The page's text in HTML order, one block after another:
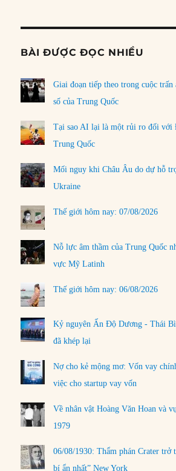
BÀI ĐƯỢC ĐỌC NHIỀU
Giai đoạn tiếp theo trong cuộc trấn
số của Trung Quốc
Tại sao AI lại là một rủi ro đối với
Trung Quốc
Mối nguy khi Châu Âu do dự hỗ
Ukraine
Thế giới hôm nay: 07/08/2026
Nỗ lực âm thầm của Trung Quốc
vực Mỹ Latinh
Thế giới hôm nay: 06/08/2026
Kỷ nguyên Ấn Độ Dương - Thái
đã khép lại
Nợ cho kẻ mộng mơ: Vốn vay
việc cho startup vay vốn
Về nhân vật Hoàng Văn Hoan và
1979
06/08/1930: Thẩm phán Crater trở
bí ẩn nhất” New York